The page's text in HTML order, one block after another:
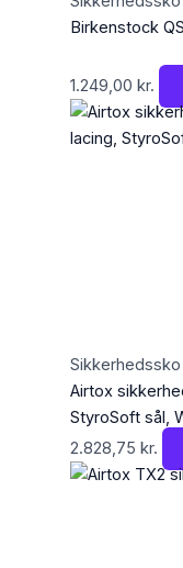
Birkenstock
1.249,00 kr.
Sikkerhedssko
Airtox
StyroSoft sål,
2.828,75 kr.